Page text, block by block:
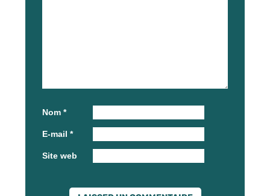
Nom *
E-mail *
Site web